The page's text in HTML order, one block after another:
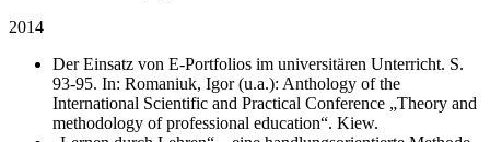
2014
Der Einsatz von E-Portfolios im universitären Unterricht. S.
93-95. In: Romaniuk, Igor (u.a.): Anthology of the
International Scientific and Practical Conference „Theory and
methodology of professional education“. Kiew.